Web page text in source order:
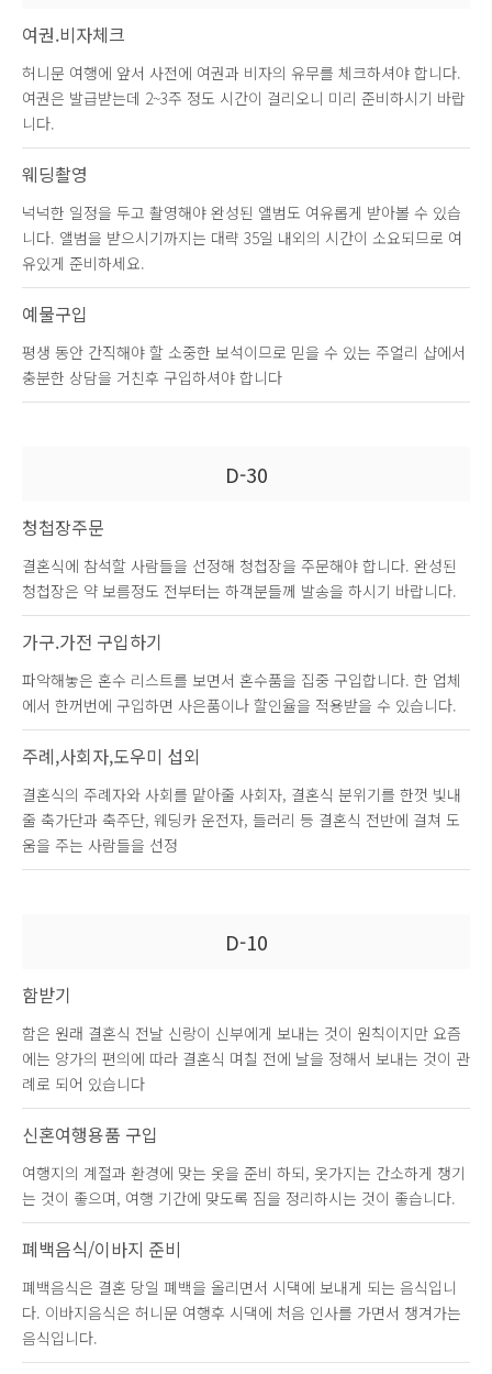
여권.비자체크
허니문 여행에 앞서 사전에 여권과 비자의 유무를 체크하셔야 합니다.
여권은 발급받는데 2~3주 정도 시간이 걸리오니 미리 준비하시기 바랍
니다.
웨딩촬영
넉넉한 일정을 두고 촬영해야 완성된 앨범도 여유롭게 받아볼 수 있습
니다. 앨범을 받으시기까지는 대략 35일 내외의 시간이 소요되므로 여
유있게 준비하세요.
예물구입
평생 동안 간직해야 할 소중한 보석이므로 믿을 수 있는 주얼리 샵에서
충분한 상담을 거친후 구입하셔야 합니다
D-30
청첩장주문
결혼식에 참석할 사람들을 선정해 청첩장을 주문해야 합니다. 완성된
청첩장은 약 보름정도 전부터는 하객분들께 발송을 하시기 바랍니다.
가구.가전 구입하기
파악해놓은 혼수 리스트를 보면서 혼수품을 집중 구입합니다. 한 업체
에서 한꺼번에 구입하면 사은품이나 할인율을 적용받을 수 있습니다.
주례,사회자,도우미 섭외
결혼식의 주례자와 사회를 맡아줄 사회자, 결혼식 분위기를 한껏 빛내
줄 축가단과 축주단, 웨딩카 운전자, 들러리 등 결혼식 전반에 걸쳐 도
움을 주는 사람들을 선정
D-10
함받기
함은 원래 결혼식 전날 신랑이 신부에게 보내는 것이 원칙이지만 요즘
에는 양가의 편의에 따라 결혼식 며칠 전에 날을 정해서 보내는 것이 관
례로 되어 있습니다
신혼여행용품 구입
여행지의 계절과 환경에 맞는 옷을 준비 하되, 옷가지는 간소하게 챙기
는 것이 좋으며, 여행 기간에 맞도록 짐을 정리하시는 것이 좋습니다.
폐백음식/이바지 준비
폐백음식은 결혼 당일 폐백을 올리면서 시댁에 보내게 되는 음식입니
다. 이바지음식은 허니문 여행후 시댁에 처음 인사를 가면서 챙겨가는
음식입니다.